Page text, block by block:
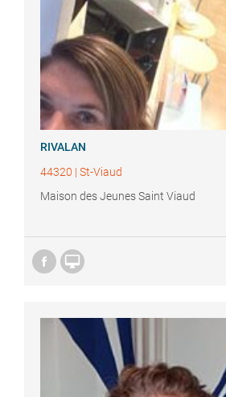
RIVALAN
44320 | St-Viaud
Maison des Jeunes Saint Viaud
